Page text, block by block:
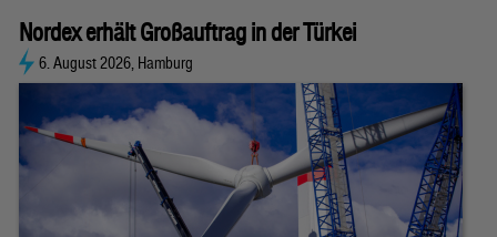
Nordex erhält Großauftrag in der Türkei
6. August 2026, Hamburg